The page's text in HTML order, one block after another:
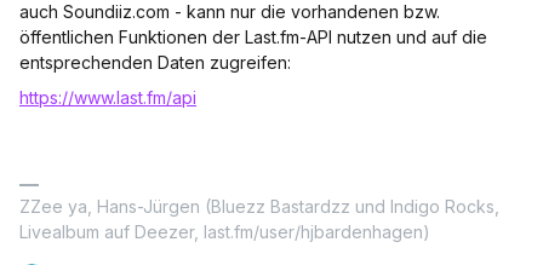
auch Soundiiz.com - kann nur die vorhandenen bzw.
öffentlichen Funktionen der Last.fm-API nutzen und auf die
entsprechenden Daten zugreifen:
https://www.last.fm/api
ZZee ya, Hans-Jürgen (Bluezz Bastardzz und Indigo Rocks,
Livealbum auf Deezer, last.fm/user/hjbardenhagen)